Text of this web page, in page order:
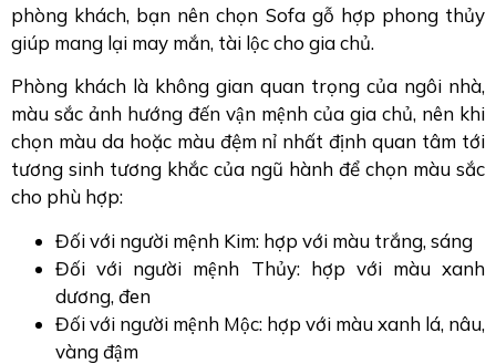
phòng khách, bạn nên chọn Sofa gỗ hợp phong thủy
giúp mang lại may mắn, tài lộc cho gia chủ.
Phòng khách là không gian quan trọng của ngôi nhà,
màu sắc ảnh hướng đến vận mệnh của gia chủ, nên khi
chọn màu da hoặc màu đệm nỉ nhất định quan tâm tới
tương sinh tương khắc của ngũ hành để chọn màu sắc
cho phù hợp:
Đối với người mệnh Kim: hợp với màu trắng, sáng
Đối với người mệnh Thủy: hợp với màu xanh
dương, đen
Đối với người mệnh Mộc: hợp với màu xanh lá, nâu,
vàng đậm